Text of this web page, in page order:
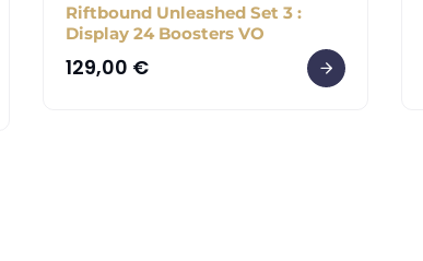
Riftbound Unleashed Set 3 :
Display 24 Boosters VO
129,00 €